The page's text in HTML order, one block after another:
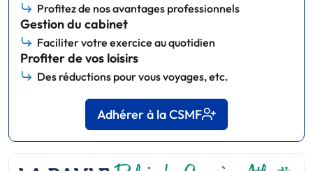
Profitez de nos avantages professionnels
Gestion du cabinet
Faciliter votre exercice au quotidien
Profiter de vos loisirs
Des réductions pour vous voyages, etc.
Adhérer à la CSMF